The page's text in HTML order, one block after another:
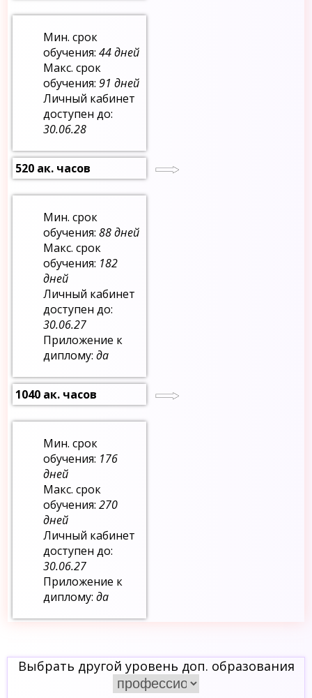
Мин. срок
обучения:44 дней
Макс. срок
обучения:91 дней
Личный кабинет
доступен до:
30.06.28
520 ак. часов
Мин. срок
обучения:88 дней
Макс. срок
обучения: 182
дней
Личный кабинет
доступен до:
30.06.27
Приложение к
диплому:да
1040 ак. часов
Мин. срок
обучения: 176
дней
Макс. срок
обучения:270
дней
Личный кабинет
доступен до:
30.06.27
Приложение к
диплому:да
Выбрать другой уровень доп. образования